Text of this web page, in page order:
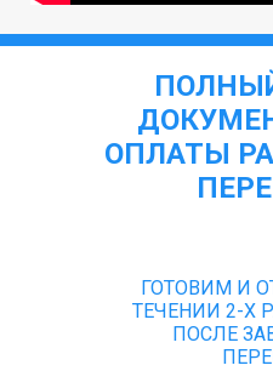
ОПЛАТЫ
ГОТОВИМ И
ТЕЧЕНИИ 2-Х
ПОСЛЕ